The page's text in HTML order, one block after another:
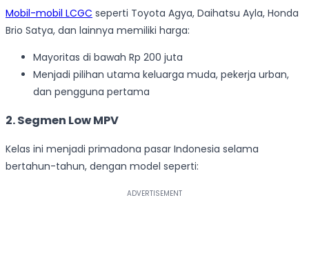
Mobil-mobil LCGC seperti Toyota Agya, Daihatsu Ayla, Honda
Brio Satya, dan lainnya memiliki harga:
Mayoritas di bawah Rp 200 juta
Menjadi pilihan utama keluarga muda, pekerja urban,
dan pengguna pertama
2. Segmen Low MPV
Kelas ini menjadi primadona pasar Indonesia selama
bertahun-tahun, dengan model seperti: